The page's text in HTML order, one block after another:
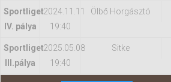
Sportliget
IV. pálya
2024.11.11
19:40
Ölbő Horgásztó
Sportliget
IIl.pálya
2025.05.08
19:40
Sitke